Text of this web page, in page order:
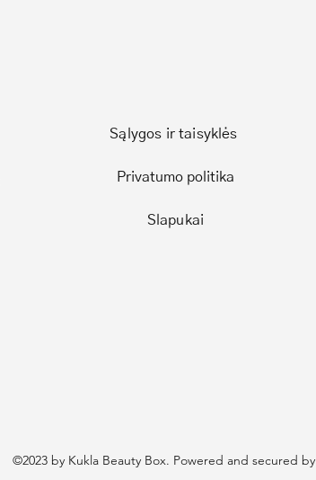
Sąlygos ir taisyklės
Privatumo politika
Slapukai
©2023 by Kukla Beauty Box. Powered and secured by